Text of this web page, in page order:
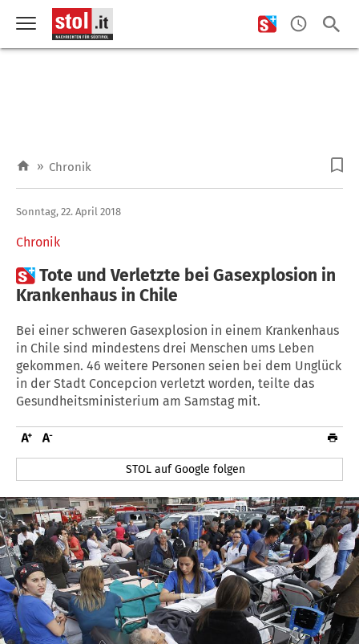
» Chronik
Chronik
Sonntag, 22. April 2018
Tote und Verletzte bei Gasexplosion in
Krankenhaus in Chile
Bei einer schweren Gasexplosion in einem Krankenhaus
in Chile sind mindestens drei Menschen ums Leben
gekommen. 46 weitere Personen seien bei dem Unglück
in der Stadt Concepcion verletzt worden, teilte das
Gesundheitsministerium am Samstag mit.
STOL auf Google folgen